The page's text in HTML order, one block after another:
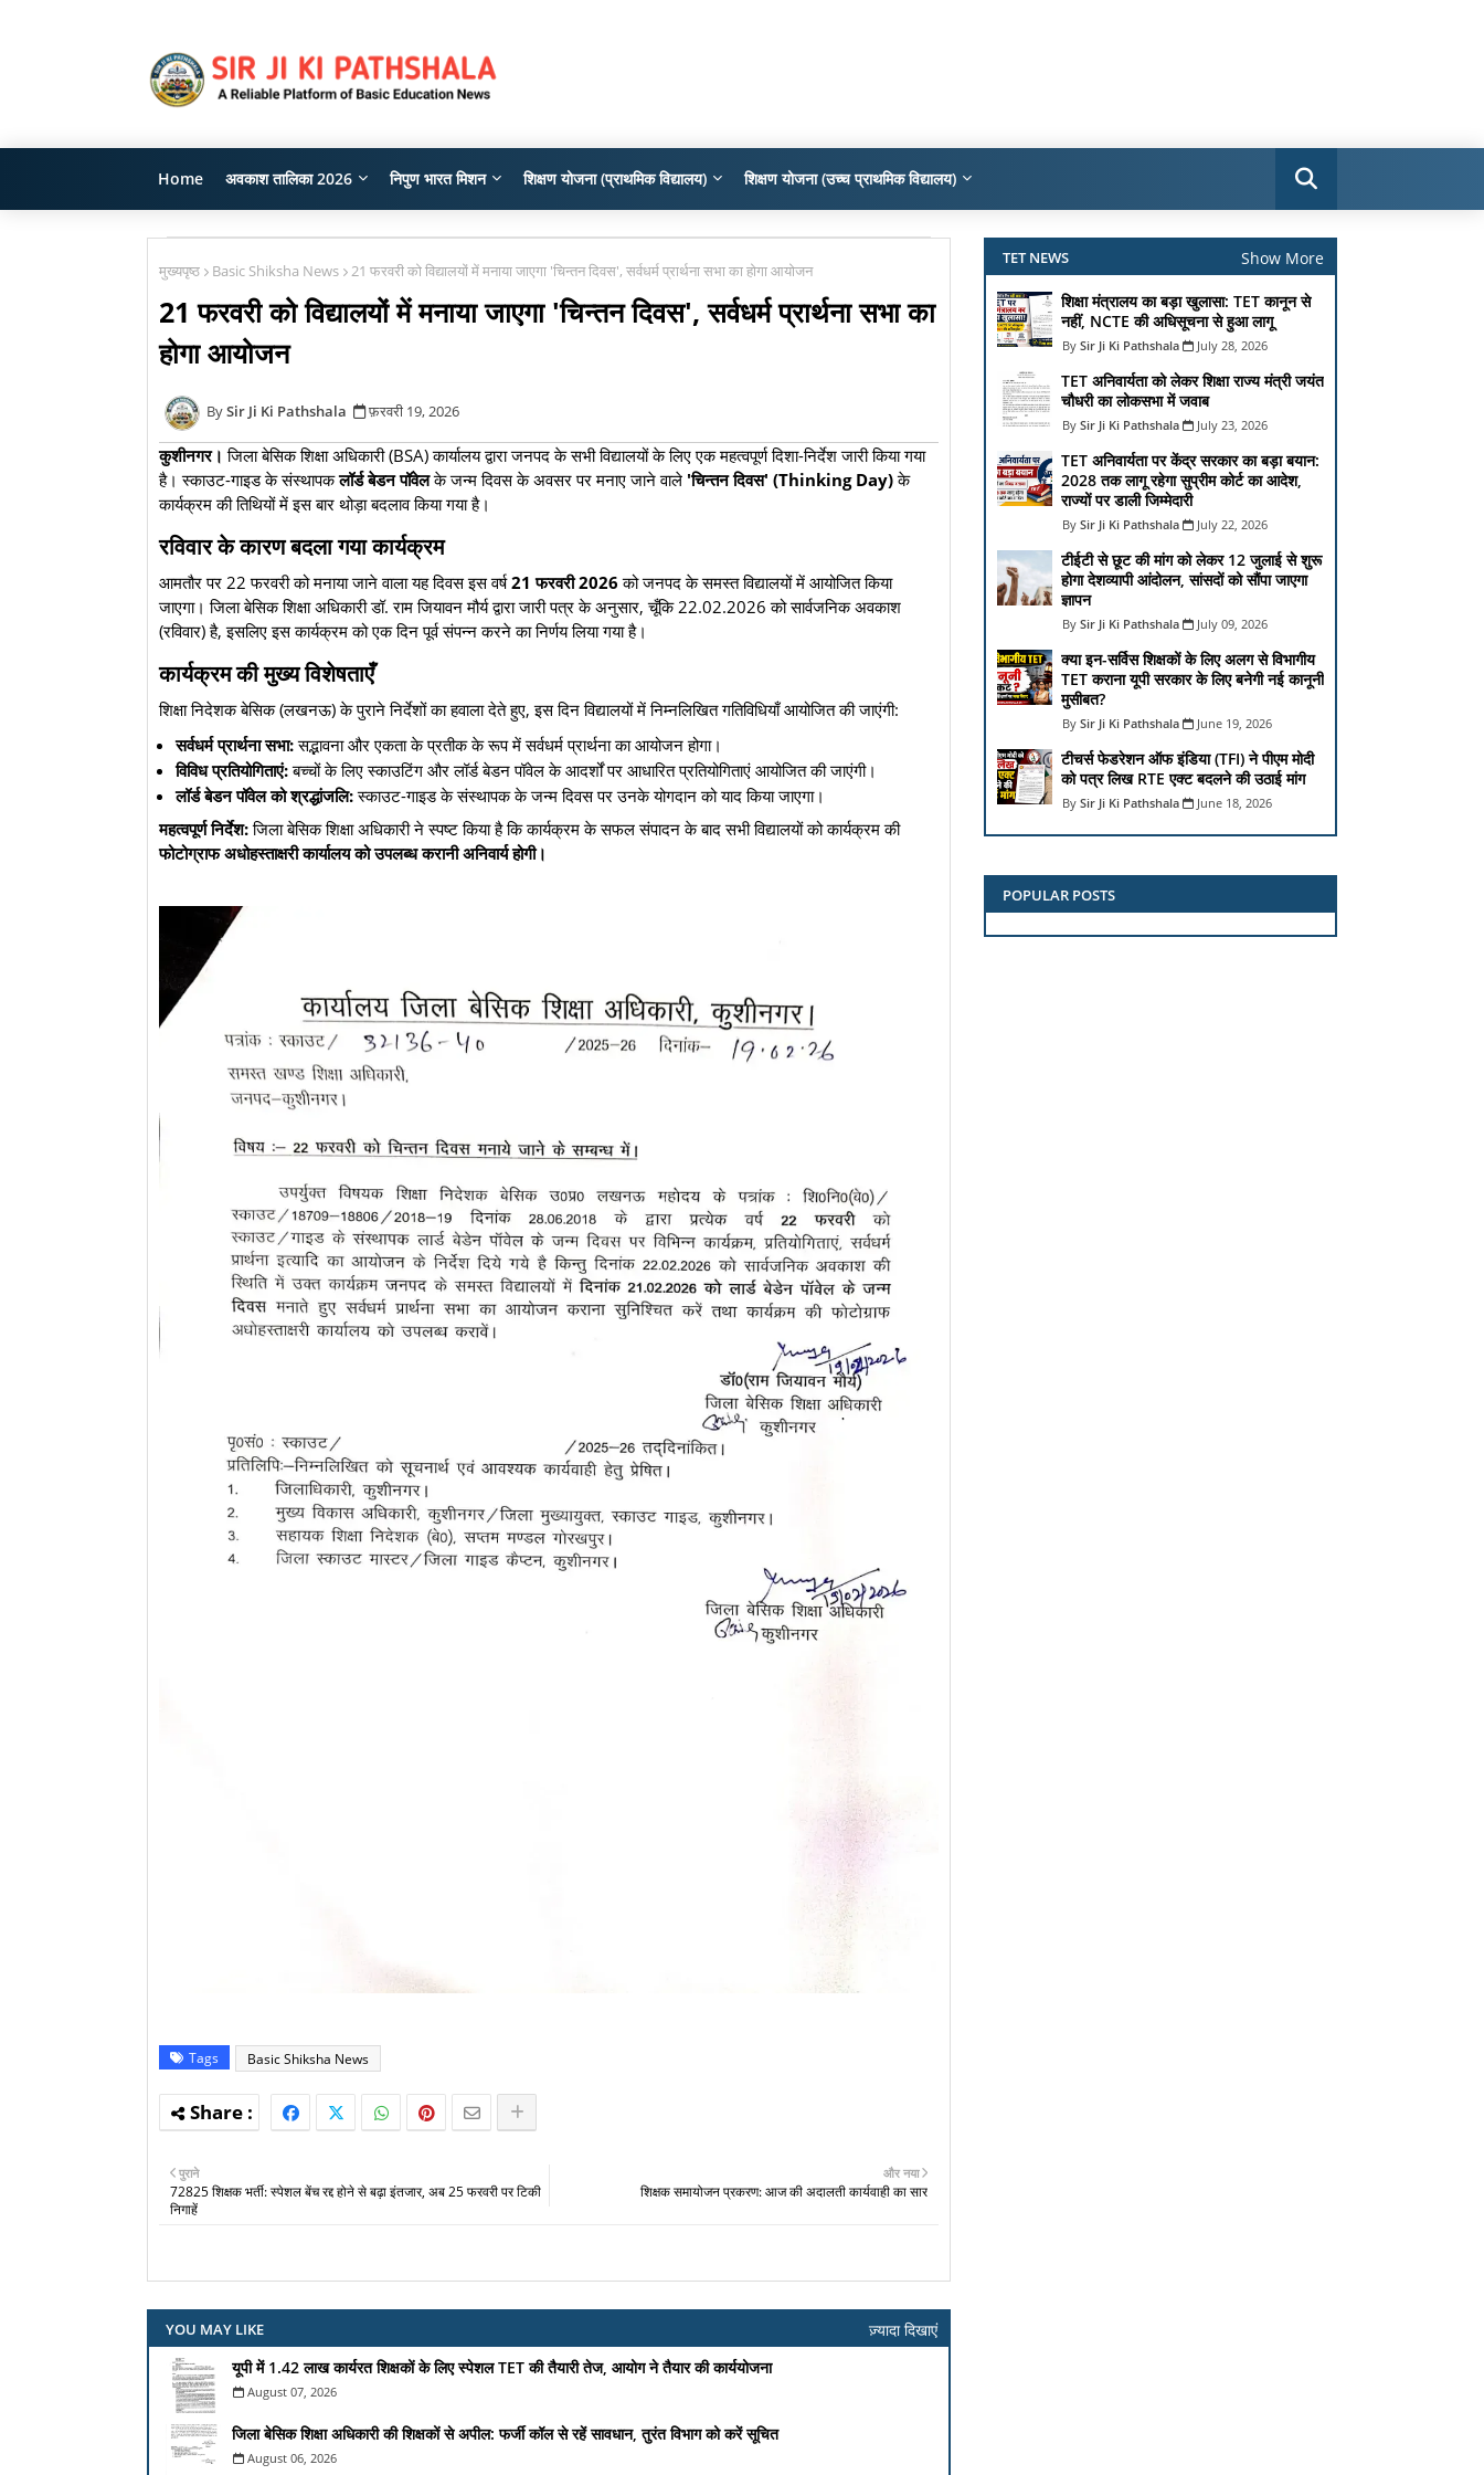
Home अवकाश तालिका 2026 निपुण भारत मिशन शिक्षण योजना (प्राथमिक विद्यालय) शिक्षण योजना (उच्च प्राथमिक विद्यालय)
मुख्यपृष्ठ Basic Shiksha News 21 फरवरी को विद्यालयों में मनाया जाएगा 'चिन्तन दिवस', सर्वधर्म प्रार्थना सभा का होगा आयोजन
21 फरवरी को विद्यालयों में मनाया जाएगा 'चिन्तन दिवस', सर्वधर्म प्रार्थना सभा का
होगा आयोजन
Sir Ji Ki Pathshala फ़रवरी 19, 2026
कुशीनगर। जिला बेसिक शिक्षा अधिकारी (BSA) कार्यालय द्वारा जनपद के सभी विद्यालयों के लिए एक महत्वपूर्ण दिशा-निर्देश जारी किया गया
है। स्काउट-गाइड के संस्थापकलॉर्ड बेडन पॉवेलके जन्म दिवस के अवसर पर मनाए जाने वाले 'चिन्तन दिवस' (Thinking Day)के
कार्यक्रम की तिथियों में इस बार थोड़ा बदलाव किया गया है।
रविवार के कारण बदला गया कार्यक्रम
​आमतौर पर 22 फरवरी को मनाया जाने वाला यह दिवस इस वर्ष21 फरवरी 2026 को जनपद के समस्त विद्यालयों में आयोजित किया
जाएगा। जिला बेसिक शिक्षा अधिकारी डॉ. राम जियावन मौर्य द्वारा जारी पत्र के अनुसार, चूँकि 22.02.2026 को सार्वजनिक अवकाश
(रविवार) है, इसलिए इस कार्यक्रम को एक दिन पूर्व संपन्न करने का निर्णय लिया गया है।
कार्यक्रम की मुख्य विशेषताएँ
​शिक्षा निदेशक बेसिक (लखनऊ) के पुराने निर्देशों का हवाला देते हुए, इस दिन विद्यालयों में निम्नलिखित गतिविधियाँ आयोजित की जाएंगी:
सर्वधर्म प्रार्थना सभा:सद्भावना और एकता के प्रतीक के रूप में सर्वधर्म प्रार्थना का आयोजन होगा।
विविध प्रतियोगिताएं:बच्चों के लिए स्काउटिंग और लॉर्ड बेडन पॉवेल के आदर्शों पर आधारित प्रतियोगिताएं आयोजित की जाएंगी।
लॉर्ड बेडन पॉवेल को श्रद्धांजलि:स्काउट-गाइड के संस्थापक के जन्म दिवस पर उनके योगदान को याद किया जाएगा।
महत्वपूर्ण निर्देश:जिला बेसिक शिक्षा अधिकारी ने स्पष्ट किया है कि कार्यक्रम के सफल संपादन के बाद सभी विद्यालयों को कार्यक्रम की
फोटोग्राफ अधोहस्ताक्षरी कार्यालय को उपलब्ध करानी अनिवार्य होगी।
Tags Basic Shiksha News
और नया
शिक्षक समायोजन प्रकरण: आज की अदालती कार्यवाही का सार
पुराने
72825 शिक्षक भर्ती: स्पेशल बेंच रद्द होने से बढ़ा इंतजार, अब 25 फरवरी पर टिकी
निगाहें
YOU MAY LIKE
ज़्यादा दिखाएं
यूपी में 1.42 लाख कार्यरत शिक्षकों के लिए स्पेशल TET की तैयारी तेज, आयोग ने तैयार की कार्ययोजना
August 07, 2026
जिला बेसिक शिक्षा अधिकारी की शिक्षकों से अपील: फर्जी कॉल से रहें सावधान, तुरंत विभाग को करें सूचित
August 06, 2026
TET NEWS Show More
शिक्षा मंत्रालय का बड़ा खुलासा: TET कानून से
नहीं, NCTE की अधिसूचना से हुआ लागू
Sir Ji Ki Pathshala July 28, 2026
TET अनिवार्यता को लेकर शिक्षा राज्य मंत्री जयंत
चौधरी का लोकसभा में जवाब
Sir Ji Ki Pathshala July 23, 2026
TET अनिवार्यता पर केंद्र सरकार का बड़ा बयान:
2028 तक लागू रहेगा सुप्रीम कोर्ट का आदेश,
राज्यों पर डाली जिम्मेदारी
Sir Ji Ki Pathshala July 22, 2026
टीईटी से छूट की मांग को लेकर 12 जुलाई से शुरू
होगा देशव्यापी आंदोलन, सांसदों को सौंपा जाएगा
ज्ञापन
Sir Ji Ki Pathshala July 09, 2026
क्या इन-सर्विस शिक्षकों के लिए अलग से विभागीय
TET कराना यूपी सरकार के लिए बनेगी नई कानूनी
मुसीबत?
Sir Ji Ki Pathshala June 19, 2026
टीचर्स फेडरेशन ऑफ इंडिया (TFI) ने पीएम मोदी
को पत्र लिख RTE एक्ट बदलने की उठाई मांग
Sir Ji Ki Pathshala June 18, 2026
POPULAR POSTS